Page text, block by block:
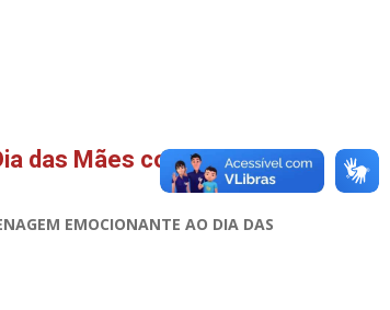
das Mães com encontro
EMOCIONANTE AO DIA DAS